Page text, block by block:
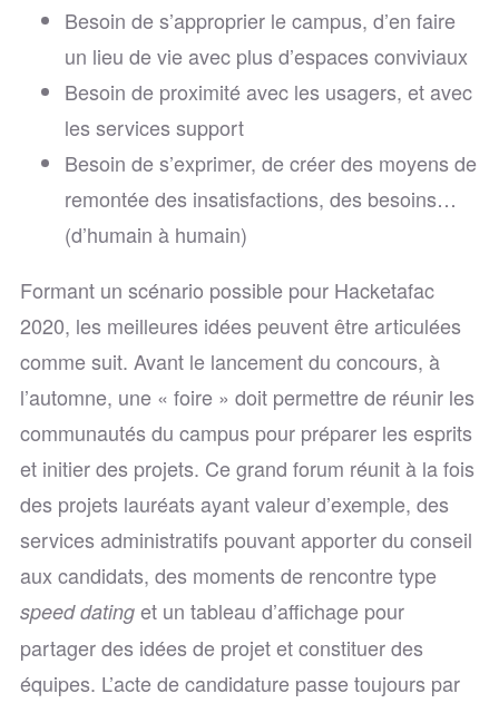
Besoin de s’approprier le campus, d’en faire
un lieu de vie avec plus d’espaces conviviaux
Besoin de proximité avec les usagers, et avec
les services support
Besoin de s’exprimer, de créer des moyens de
remontée des insatisfactions, des besoins…
(d’humain à humain)
Formant un scénario possible pour Hacketafac
2020, les meilleures idées peuvent être articulées
comme suit. Avant le lancement du concours, à
l’automne, une « foire » doit permettre de réunir les
communautés du campus pour préparer les esprits
et initier des projets. Ce grand forum réunit à la fois
des projets lauréats ayant valeur d’exemple, des
services administratifs pouvant apporter du conseil
aux candidats, des moments de rencontre type
speed datinget un tableau d’affichage pour
partager des idées de projet et constituer des
équipes. L’acte de candidature passe toujours par